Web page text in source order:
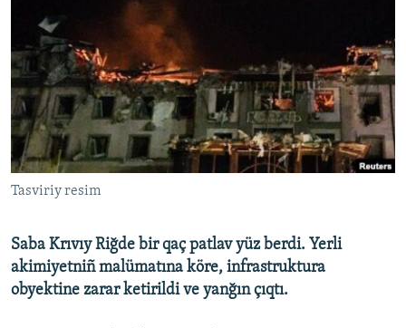
BLOGLAR
FİKİR
Русский
Українською
QOŞULIÑIZ!
RFE/RS bütün saytları
Tasviriy resim
Saba Krıvıy Riğde bir qaç patlav yüz berdi. Yerli
akimiyetniñ malümatına köre, infrastruktura
obyektine zarar ketirildi ve yanğın çıqtı.